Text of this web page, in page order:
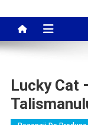
Lucky Cat